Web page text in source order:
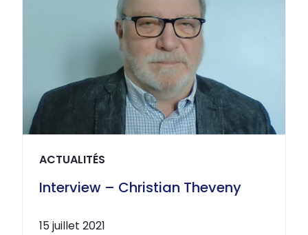
ACTUALITÉS
Interview – Christian Theveny
15 juillet 2021